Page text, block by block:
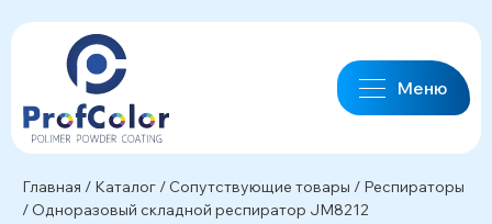
Меню
Главная / Каталог / Сопутствующие товары / Респираторы
/ Одноразовый складной респиратор JM8212